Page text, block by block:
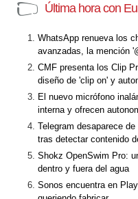
Última hora con
WhatsApp renueva los
avanzadas, la mención
CMF presenta los Clip
diseño de 'clip on' y
El nuevo micrófono
interna y ofrecen
Telegram desaparece
tras detectar contenido
Shokz OpenSwim Pro:
dentro y fuera del agua
Sonos encuentra en